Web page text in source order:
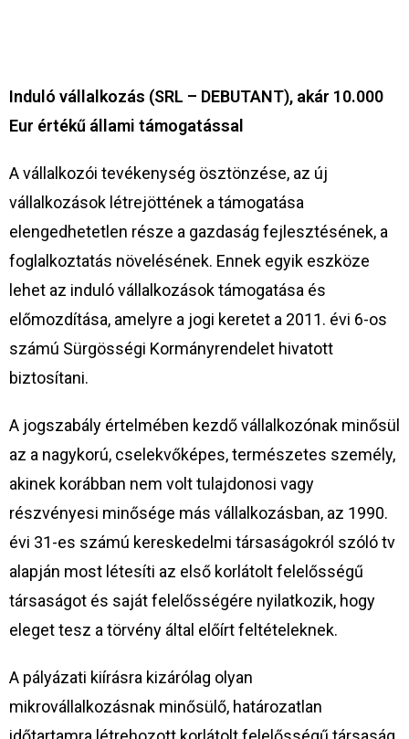
Induló vállalkozás (SRL – DEBUTANT), akár 10.000
Eur értékű állami támogatással
A vállalkozói tevékenység ösztönzése, az új
vállalkozások létrejöttének a támogatása
elengedhetetlen része a gazdaság fejlesztésének, a
foglalkoztatás növelésének. Ennek egyik eszköze
lehet az induló vállalkozások támogatása és
előmozdítása, amelyre a jogi keretet a 2011. évi 6-os
számú Sürgösségi Kormányrendelet hivatott
biztosítani.
A jogszabály értelmében kezdő vállalkozónak minősül
az a nagykorú, cselekvőképes, természetes személy,
akinek korábban nem volt tulajdonosi vagy
részvényesi minősége más vállalkozásban, az 1990.
évi 31-es számú kereskedelmi társaságokról szóló tv
alapján most létesíti az első korlátolt felelősségű
társaságot és saját felelősségére nyilatkozik, hogy
eleget tesz a törvény által előírt feltételeknek.
A pályázati kiírásra kizárólag olyan
mikrovállalkozásnak minősülő, határozatlan